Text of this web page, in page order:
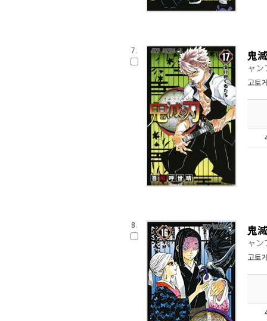
7. 鬼
ャン
고토
8. 鬼
ャン
고토